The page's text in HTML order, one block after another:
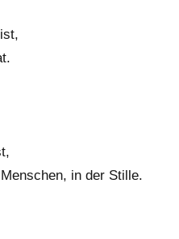
in der Stille.